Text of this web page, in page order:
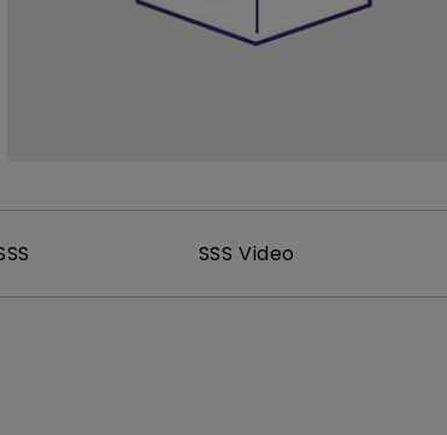
Düşük
Yükseklik Ayarlı
SSS Video